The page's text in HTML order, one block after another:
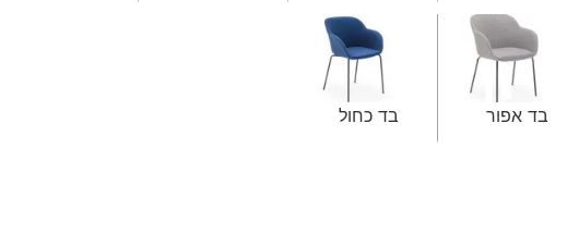
בד אפור בד כחול